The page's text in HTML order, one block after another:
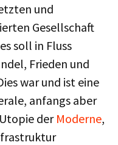
und
Gesellschaft
soll in Fluss
Frieden und
war und ist eine
anfangs aber
der Moderne,